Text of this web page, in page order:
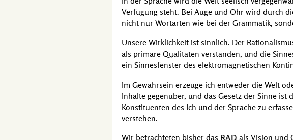
Verfügung steht. Bei Auge und Ohr wird durch
nicht nur Wortarten wie bei der Grammatik,
Unsere Wirklichkeit ist sinnlich. Der
als primäre Qualitäten verstanden, und die
ein Sinnesfenster des elektromagnetischen
Im Gewahrsein erzeuge ich entweder die Welt
Inhalte gegenüber, und das Gesetz der Sinne ist
Konstituenten des Ich und der Sprache zu
verstehen.
Wir betrachteten bisher das RAD als Vision und